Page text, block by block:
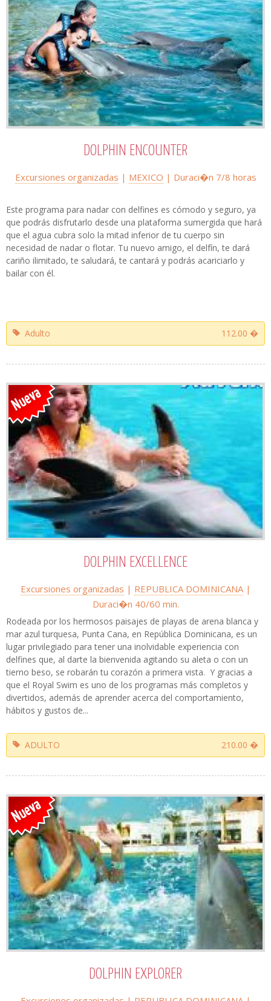
DOLPHIN ENCOUNTER
Excursiones organizadas | MEXICO | Duraci�n 7/8 horas
Este programa para nadar con delfines es cómodo y seguro, ya
que podrás disfrutarlo desde una plataforma sumergida que hará
que el agua cubra solo la mitad inferior de tu cuerpo sin
necesidad de nadar o flotar. Tu nuevo amigo, el delfín, te dará
cariño ilimitado, te saludará, te cantará y podrás acariciarlo y
bailar con él.
Adulto 112.00 �
DOLPHIN EXCELLENCE
Excursiones organizadas | REPUBLICA DOMINICANA|
Duraci�n 40/60 min.
Rodeada por los hermosos paisajes de playas de arena blanca y
mar azul turquesa, Punta Cana, en República Dominicana, es un
lugar privilegiado para tener una inolvidable experiencia con
delfines que, al darte la bienvenida agitando su aleta o con un
tierno beso, se robarán tu corazón a primera vista. Y gracias a
que el Royal Swim es uno de los programas más completos y
divertidos, además de aprender acerca del comportamiento,
hábitos y gustos de...
ADULTO 210.00 �
DOLPHIN EXPLORER